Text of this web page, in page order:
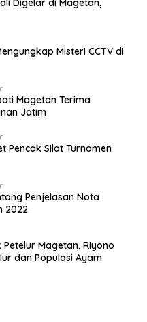
Digelar di Magetan,
Misteri CCTV di
Magetan Terima
Jatim
Pencak Silat Turnamen
Penjelasan Nota
2022
Magetan, Riyono
dan Populasi Ayam